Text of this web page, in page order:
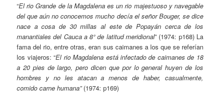
“El rio Grande de la Magdalena es un rio majestuoso y navegable
del que aún no conocemos mucho decía el señor Bouger, se dice
nace a cosa de 30 millas al este de Popayán cerca de los
manantiales del Cauca a 8° de latitud meridional” (1974: p168) La
fama del rio, entre otras, eran sus caimanes a los que se referían
los viajeros: “El rio Magdalena está infectado de caimanes de 18
a 20 pies de largo, pero dicen que por lo general huyen de los
hombres y no les atacan a menos de haber, casualmente,
comido carne humana”(1974: p169)